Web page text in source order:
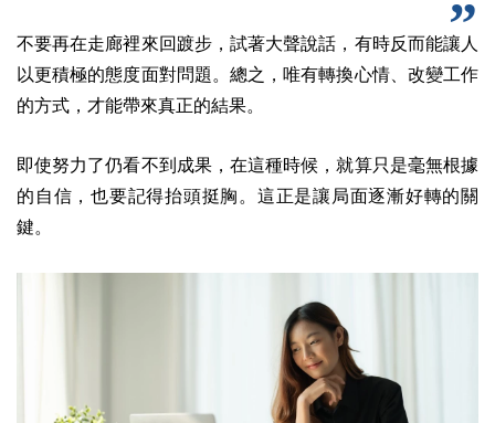
不要再在走廊裡來回踱步，試著大聲說話，有時反而能讓人
以更積極的態度面對問題。總之，唯有轉換心情、改變工作
的方式，才能帶來真正的結果。
即使努力了仍看不到成果，在這種時候，就算只是毫無根據
的自信，也要記得抬頭挺胸。這正是讓局面逐漸好轉的關
鍵。